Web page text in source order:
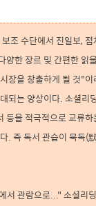
조 수단에서 진일보,
양한 장르 및 간편한 읽
장을 창출하게 될 것"
되는 양상이다. 소셜리
등을 적극적으로 교류
. 즉 독서 관습이 묵독(
서 관람으로..." 소셜리